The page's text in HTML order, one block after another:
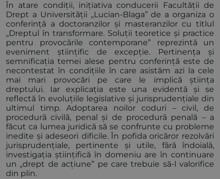
În atare condiții, inițiativa conducerii Facultății de
Drept a Universității „Lucian-Blaga” de a organiza o
conferință a doctoranzilor și masteranzilor cu titlul
„Dreptul în transformare. Soluții teoretice și practice
pentru provocările contemporane” reprezintă un
eveniment științific de excepție. Pertinența și
semnificația temei alese pentru conferință este de
necontestat în condițiile în care asistăm azi la cele
mai mari provocări pe care le implică știința
dreptului. Iar explicația este una evidentă și se
reflectă în evoluțiile legislative și jurisprudențiale din
ultimul timp. Adoptarea noilor coduri – civil, de
procedură civilă, penal și de procedură penală – a
făcut ca lumea juridică să se confrunte cu probleme
inedite și adeseori dificile. În pofida oricăror rezolvări
jurisprudențiale, pertinente și utile, fără îndoială,
investigația științifică în domeniu are în continuare
un „drept de acțiune” pe care trebuie să-l valorifice
din plin.